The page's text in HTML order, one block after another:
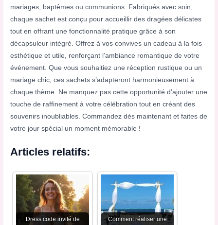
mariages, baptêmes ou communions. Fabriqués avec soin,
chaque sachet est conçu pour accueillir des dragées délicates
tout en offrant une fonctionnalité pratique grâce à son
décapsuleur intégré. Offrez à vos convives un cadeau à la fois
esthétique et utile, renforçant l’ambiance romantique de votre
événement. Que vous souhaitiez une réception rustique ou un
mariage chic, ces sachets s’adapteront harmonieusement à
chaque thème. Ne manquez pas cette opportunité d’ajouter une
touche de raffinement à votre célébration tout en créant des
souvenirs inoubliables. Commandez dès maintenant et faites de
votre jour spécial un moment mémorable !
Articles relatifs:
Dress code invité de
Comment réaliser une